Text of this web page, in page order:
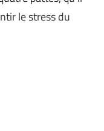
le stress du